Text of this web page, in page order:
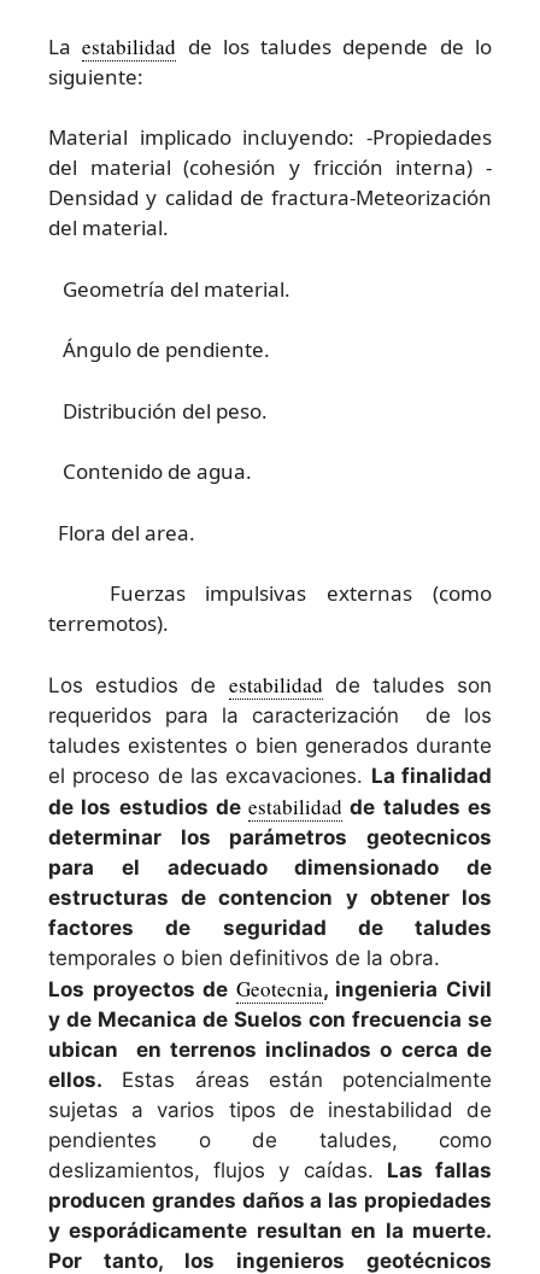
Laestabilidad de los taludes depende de lo
siguiente:
Material implicado incluyendo: -Propiedades
del material (cohesión y fricción interna) -
Densidad y calidad de fractura-Meteorización
del material.
Geometría del material.
Ángulo de pendiente.
Distribución del peso.
Contenido de agua.
Flora del area.
Fuerzas impulsivas externas (como
terremotos).
Los estudios de estabilidad de taludes son
requeridos para la caracterización de los
taludes existentes o bien generados durante
el proceso de las excavaciones. La finalidad
de los estudios deestabilidad de taludes es
determinar los parámetros geotecnicos
para el adecuado dimensionado de
estructuras de contencion y obtener los
factores de seguridad de taludes
temporales o bien definitivos de la obra.
Los proyectos de Geotecnia, ingenieria Civil
y de Mecanica de Suelos con frecuencia se
ubican en terrenos inclinados o cerca de
ellos. Estas áreas están potencialmente
sujetas a varios tipos de inestabilidad de
pendientes o de taludes, como
deslizamientos, flujos y caídas. Las fallas
producen grandes daños a las propiedades
y esporádicamente resultan en la muerte.
Por tanto, los ingenieros geotécnicos